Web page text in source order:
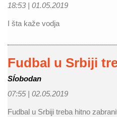
18:53 | 01.05.2019
I šta kaže vodja
Fudbal u Srbiji
Sĺobodan
07:55 | 02.05.2019
Fudbal u Srbiji treba hitno